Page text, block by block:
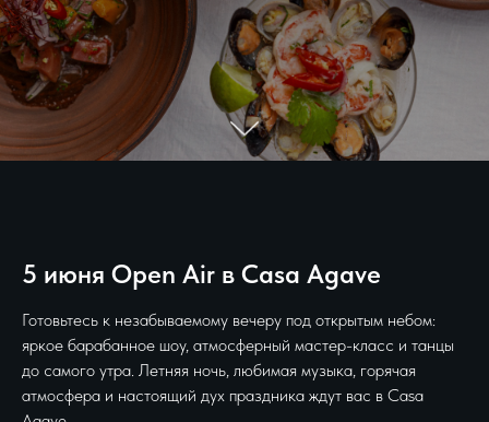
5 июня Open Air в Casa Agave
Готовьтесь к незабываемому вечеру под открытым небом:
яркое барабанное шоу, атмосферный мастер-класс и танцы
до самого утра. Летняя ночь, любимая музыка, горячая
атмосфера и настоящий дух праздника ждут вас в Casa